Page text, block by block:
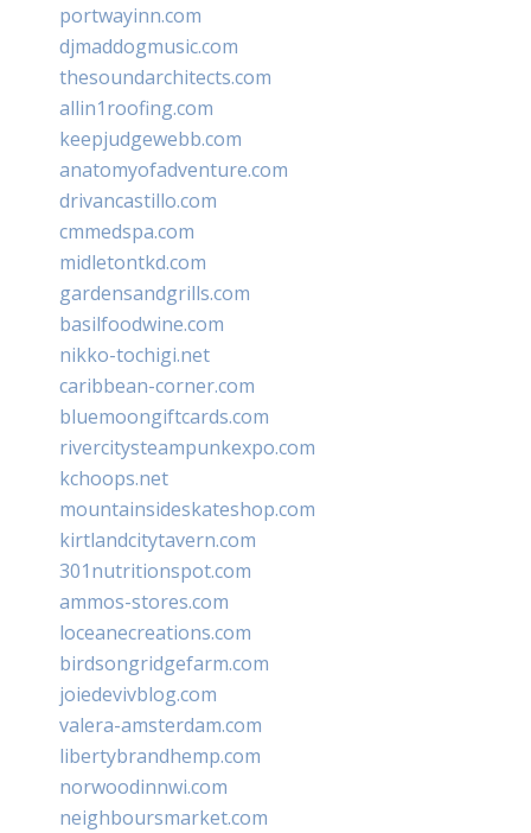
portwayinn.com
djmaddogmusic.com
thesoundarchitects.com
allin1roofing.com
keepjudgewebb.com
anatomyofadventure.com
drivancastillo.com
cmmedspa.com
midletontkd.com
gardensandgrills.com
basilfoodwine.com
nikko-tochigi.net
caribbean-corner.com
bluemoongiftcards.com
rivercitysteampunkexpo.com
kchoops.net
mountainsideskateshop.com
kirtlandcitytavern.com
301nutritionspot.com
ammos-stores.com
loceanecreations.com
birdsongridgefarm.com
joiedevivblog.com
valera-amsterdam.com
libertybrandhemp.com
norwoodinnwi.com
neighboursmarket.com